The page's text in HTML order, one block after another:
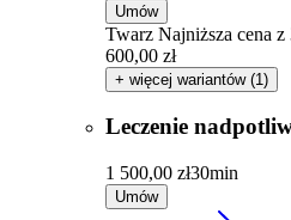
Umów
Twarz Najniższa cena
600,00 zł
+ więcej wariantów (1)
Leczenie
1 500,00 zł30min
Umów